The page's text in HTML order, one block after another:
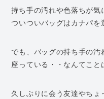
持ち手の汚れや色落ちが気
ついついバッグはカナパを
でも、バッグの持ち手の
座っている・・なんてこと
久しぶりに会う友達やちょ